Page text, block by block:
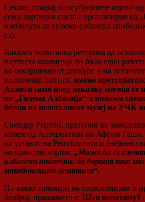
Секако, покрај многубројните изјави
секој партиски настан организиран од
изобилува со големо-албанска
сл).
Ваквата политичка реторика да
партиска коалиција би била една
во секојдневниот дискурс и на
политички партии, имено
Ахмети само пред неколку месеца се
на „Голема Албанија“ и положи
борци во нелегалниот музеј на УЧК
Скендер Реџепи, пратеник во
излезе од Алтернатива на Африм Гаши,
на уставот на Републиката и
малцинство изјави: „Може да се
албански општини да бараат пат
македонските општини“.
Но вакви примери на сецесионизам и
безброј, прашањето е: Што понатаму?